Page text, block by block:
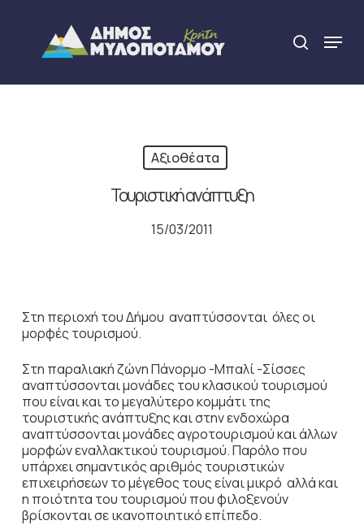
content
search
Menu
Αξιοθέατα
Τουριστική ανάπτυξη
15/03/2011
Στη περιοχή του Δήμου αναπτύσσονται όλες οι
μορφές τουρισμού.
Στη παραλιακή ζώνη Πάνορμο -Μπαλί -Σίσσες
αναπτύσσονται μονάδες του κλασικού τουρισμού
που είναι και το μεγαλύτερο κομμάτι της
τουριστικής ανάπτυξης και στην ενδοχώρα
αναπτύσσονται μονάδες αγροτουρισμού και άλλων
μορφών εναλλακτικού τουρισμού. Παρόλο που
υπάρχει σημαντικός αριθμός τουριστικών
επιχειρήσεων το μέγεθος τους είναι μικρό αλλά και
η ποιότητα του τουρισμού που φιλοξενούν
βρίσκονται σε ικανοποιητικό επίπεδο.
Close